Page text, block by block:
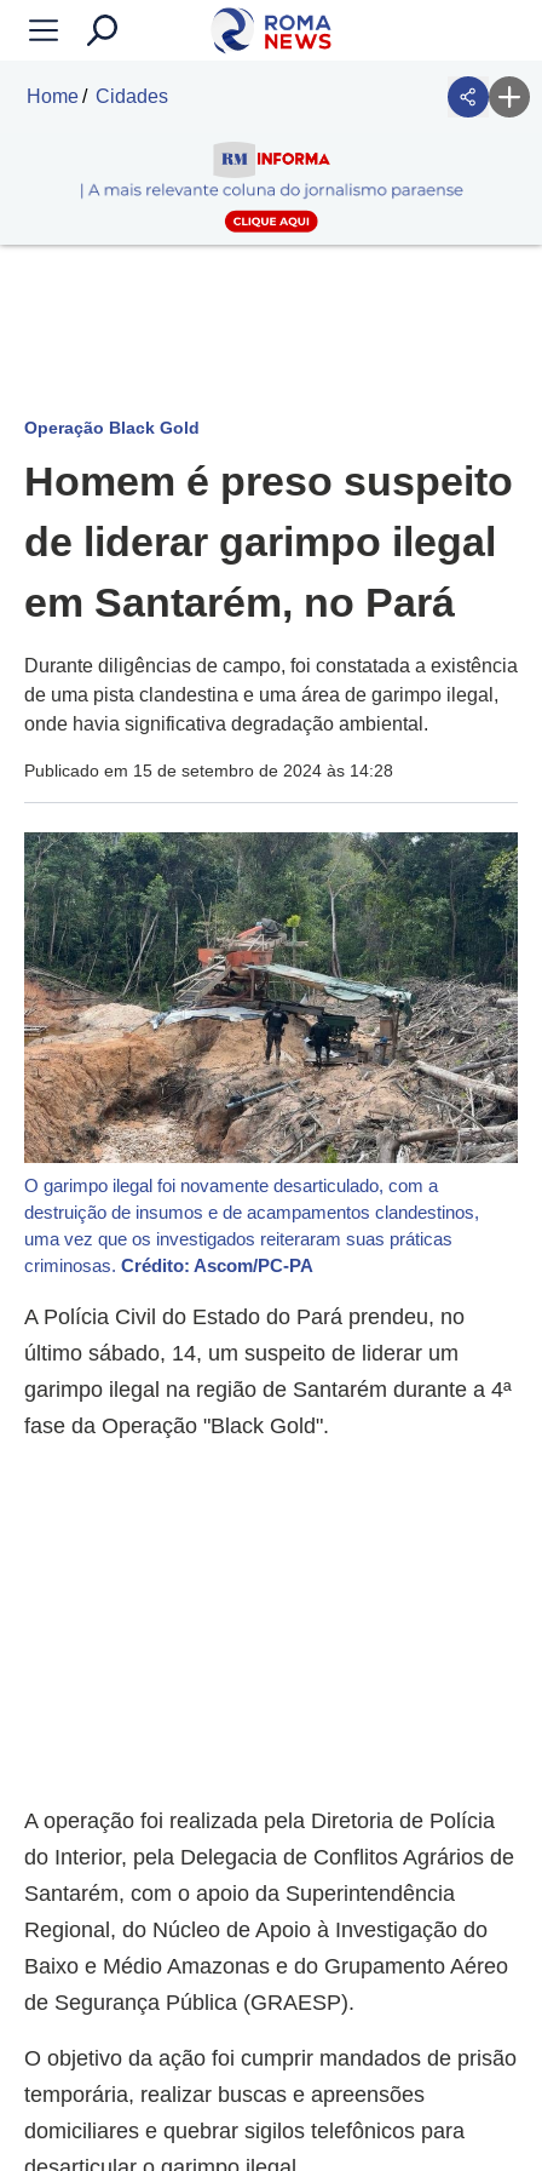
Home Cidades
Operação Black Gold
Homem é preso suspeito
de liderar garimpo ilegal
em Santarém, no Pará
Durante diligências de campo, foi constatada a existência
de uma pista clandestina e uma área de garimpo ilegal,
onde havia significativa degradação ambiental.
Publicado em 15 de setembro de 2024 às 14:28
O garimpo ilegal foi novamente desarticulado, com a
destruição de insumos e de acampamentos clandestinos,
uma vez que os investigados reiteraram suas práticas
criminosas. Crédito: Ascom/PC-PA
A Polícia Civil do Estado do Pará prendeu, no
último sábado, 14, um suspeito de liderar um
garimpo ilegal na região de Santarém durante a 4ª
fase da Operação "Black Gold".
A operação foi realizada pela Diretoria de Polícia
do Interior, pela Delegacia de Conflitos Agrários de
Santarém, com o apoio da Superintendência
Regional, do Núcleo de Apoio à Investigação do
Baixo e Médio Amazonas e do Grupamento Aéreo
de Segurança Pública (GRAESP).
O objetivo da ação foi cumprir mandados de prisão
temporária, realizar buscas e apreensões
domiciliares e quebrar sigilos telefônicos para